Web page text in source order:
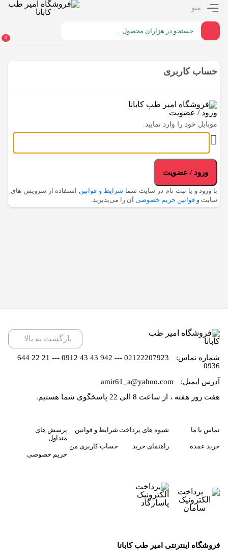
منو
0
حساب کاربری
ورود / عضویت
موبایل خود را وارد نمایید.
ورود / عضویت
با ورود و یا ثبت نام در سایت شما شرایط و قوانین استفاده از سرویس های
سایت و قوانین حریم خصوصیآن را می‌پذیرید.
بازگشت به بالا
شماره تماس:
02122207923 --- 942 43 43 0912 --- 21 22 644
0936
آدرس ایمیل:
amir61_a@yahoo.com
هفت روز هفته ، از ساعت 8 الی 22 پاسخگوی شما هستیم.
تماس با ما
خرید عمده
شیوه های پرداخت
راهنمای خرید
شرایط و قوانین
حساب کاربری من
پرسش های
متداول
حریم خصوصی
فروشگاه اینترنتی امیر طب کابانا